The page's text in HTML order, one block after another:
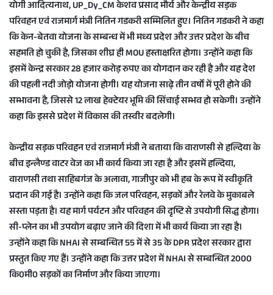
योगी आदित्यनाथ, UP_Dy_CM केशव प्रसाद मौर्य और केन्द्रीय सड़क
परिवहन एवं राजमार्ग मंत्री नितिन गडकरी सम्मिलित हुए। नितिन गडकरी ने कहा
कि केन-बेतवा योजना के सम्बन्ध में भी मध्य प्रदेश और उत्तर प्रदेश के बीच
सहमति हो चुकी है, जिसका शीघ्र ही MOU हस्ताक्षरित होगा। उन्होंने कहा कि
इसमें केन्द्र सरकार 28 हजार करोड़ रुपए का योगदान कर रही है और यह देश
की पहली नदी जोड़ो योजना होगी। यह योजना साढ़े तीन वर्षों में पूरी होने की
सम्भावना है, जिससे 12 लाख हेक्टेयर भूमि की सिंचाई सम्भव हो सकेगी। उन्होंने
कहा कि इससे प्रदेश में विकास की तस्वीर बदलेगी।
केन्द्रीय सड़क परिवहन एवं राजमार्ग मंत्री ने बताया कि वाराणसी से हल्दिया के
बीच इन्लैण्ड वाटर वेज का भी कार्य किया जा रहा है और इसमें हल्दिया,
वाराणसी तथा साहिबगंज के अलावा, गाजीपुर को भी हब के रूप में स्वीकृति
प्रदान की गई है। उन्होंने कहा कि जल परिवहन, सड़कों और रेलवे के मुकाबले
सस्ता पड़ता है। यह मार्ग पर्यटन और परिवहन की दृष्टि से उपयोगी सिद्ध होगा।
सी-प्लेन का भी उपयोग बढ़ाए जाने की दिशा में भी कार्य किया जा रहा है।
उन्होंने कहा कि NHAI से सम्बन्धित 55 में से 35 के DPR प्रदेश सरकार द्वारा
प्रस्तुत किए गए हैं। उन्होंने कहा कि उत्तर प्रदेश में NHAI से सम्बन्धित 2000
कि0मी0 सड़कों का निर्माण और किया जाएगा।